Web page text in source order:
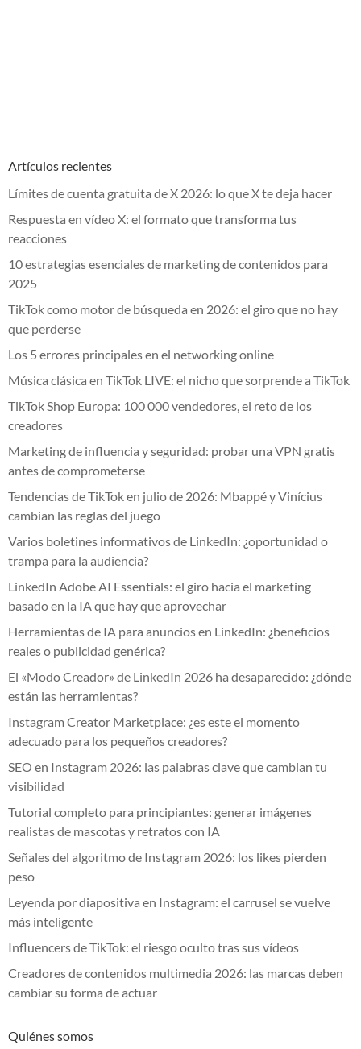
Artículos recientes
Límites de cuenta gratuita de X 2026: lo que X te deja hacer
Respuesta en vídeo X: el formato que transforma tus
reacciones
10 estrategias esenciales de marketing de contenidos para
2025
TikTok como motor de búsqueda en 2026: el giro que no hay
que perderse
Los 5 errores principales en el networking online
Música clásica en TikTok LIVE: el nicho que sorprende a TikTok
TikTok Shop Europa: 100 000 vendedores, el reto de los
creadores
Marketing de influencia y seguridad: probar una VPN gratis
antes de comprometerse
Tendencias de TikTok en julio de 2026: Mbappé y Vinícius
cambian las reglas del juego
Varios boletines informativos de LinkedIn: ¿oportunidad o
trampa para la audiencia?
LinkedIn Adobe AI Essentials: el giro hacia el marketing
basado en la IA que hay que aprovechar
Herramientas de IA para anuncios en LinkedIn: ¿beneficios
reales o publicidad genérica?
El «Modo Creador» de LinkedIn 2026 ha desaparecido: ¿dónde
están las herramientas?
Instagram Creator Marketplace: ¿es este el momento
adecuado para los pequeños creadores?
SEO en Instagram 2026: las palabras clave que cambian tu
visibilidad
Tutorial completo para principiantes: generar imágenes
realistas de mascotas y retratos con IA
Señales del algoritmo de Instagram 2026: los likes pierden
peso
Leyenda por diapositiva en Instagram: el carrusel se vuelve
más inteligente
Influencers de TikTok: el riesgo oculto tras sus vídeos
Creadores de contenidos multimedia 2026: las marcas deben
cambiar su forma de actuar
Quiénes somos